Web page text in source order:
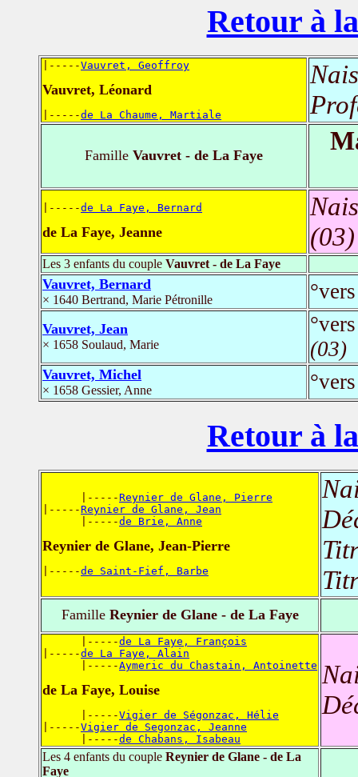
Retour à
|-----Vauvret, Geoffroy
Vauvret, Léonard
|-----de La Chaume, Martiale
Famille Vauvret - de La Faye
|-----de La Faye, Bernard
de La Faye, Jeanne
(03)
Les 3 enfants du couple Vauvret - de La Faye
Vauvret, Bernard
× 1640 Bertrand, Marie Pétronille
Vauvret, Jean
× 1658 Soulaud, Marie
(03)
Vauvret, Michel
× 1658 Gessier, Anne
Retour à
      |-----
Reynier de Glane, Pierre
|-----Reynier de Glane, Jean
      |-----
de Brie, Anne
Reynier de Glane, Jean-Pierre
|-----de Saint-Fief, Barbe
FamilleReynier de Glane - de La Faye
      |-----
de La Faye, François
|-----de La Faye, Alain
      |-----
Aymeric du Chastain, Antoinette
de La Faye, Louise
      |-----
Vigier de Ségonzac, Hélie
|-----Vigier de Segonzac, Jeanne
      |-----
de Chabans, Isabeau
Les 4 enfants du couple Reynier de Glane - de La
Faye